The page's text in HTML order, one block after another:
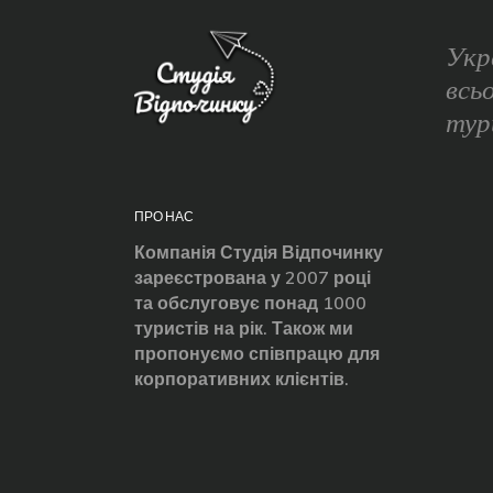
ПРО НАС
Компанія Студія Відпочинку
зареєстрована у 2007 році
та обслуговує понад 1000
туристів на рік. Також ми
пропонуємо співпрацю для
корпоративних клієнтів.